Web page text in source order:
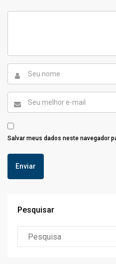
Salvar meus dados neste navegador
Pesquisar